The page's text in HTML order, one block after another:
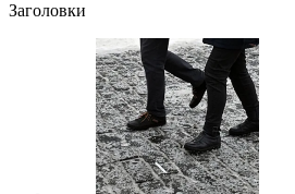
Заголовки